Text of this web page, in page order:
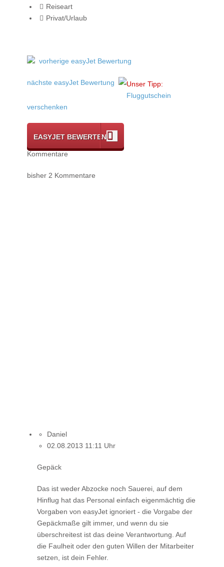
Reiseart
Privat/Urlaub
vorherige easyJet Bewertung
nächste easyJet Bewertung
Unser Tipp:
Fluggutschein
verschenken
EASYJET BEWERTEN
Kommentare
bisher 2 Kommentare
Daniel
02.08.2013 11:11 Uhr
Gepäck
Das ist weder Abzocke noch Sauerei, auf dem
Hinflug hat das Personal einfach eigenmächtig die
Vorgaben von easyJet ignoriert - die Vorgabe der
Gepäckmaße gilt immer, und wenn du sie
überschreitest ist das deine Verantwortung. Auf
die Faulheit oder den guten Willen der Mitarbeiter
setzen, ist dein Fehler.